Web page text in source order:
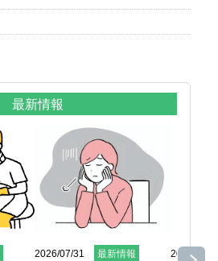
最新情報
2026/07/31 最新情報 2026/07/